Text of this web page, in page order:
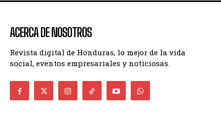
ACERCA DE NOSOTROS
Revista digital de Honduras, lo mejor de la vida
social, eventos empresariales y noticiosas.